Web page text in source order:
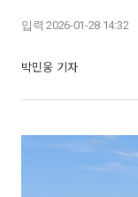
입력 2026-01-28 14:32
박민웅 기자